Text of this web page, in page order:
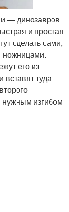
— динозавров
и простая
сделать сами,
ножницами.
его из
вставят туда
нужным изгибом